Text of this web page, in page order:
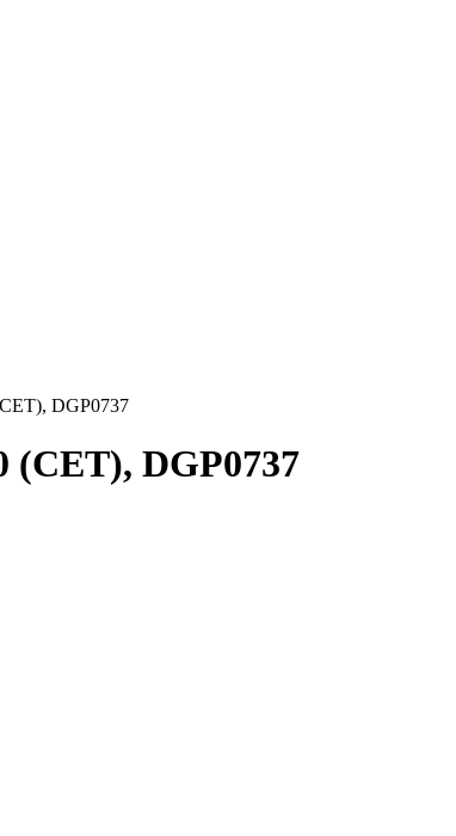
DGP0737
(CET), DGP0737